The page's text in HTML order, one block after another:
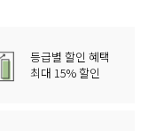
등급별 할인 혜택
최대 15% 할인